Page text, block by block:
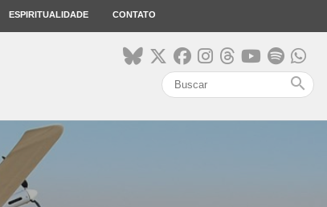
ESPIRITUALIDADE CONTATO
search